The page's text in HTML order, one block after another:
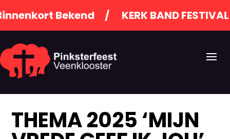
Bekend / KERK BAND FESTIVAL /
THEMA 2025 ‘MIJN